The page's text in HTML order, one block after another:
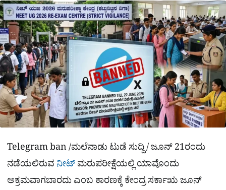
p
p
o
k
a
m
a
r
e
Telegram ban /ಮಲೆನಾಡು ಟುಡೆ ಸುದ್ದಿ / ಜೂನ್ 21ರಂದು
ನಡೆಯಲಿರುವ ನೀಟ್ಮರುಪರೀಕ್ಷೆಯಲ್ಲಿ ಯಾವೊಂದು
ಅಕ್ರಮವಾಗಬಾರದು ಎಂಬ ಕಾರಣಕ್ಕೆ ಕೇಂದ್ರ ಸರ್ಕಾಋ ಜೂನ್